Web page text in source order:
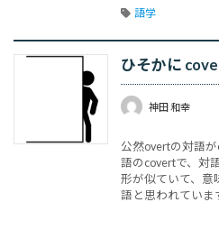
語学
ひそかに
神田 和幸
公然overtの対語
語のcovertで、対
形が似ていて、意
語と思われていま
源はともなく、